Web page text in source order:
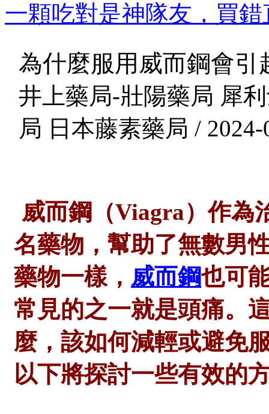
一顆吃對是神隊友，買
為什麼服用威而鋼會引
井上藥局-壯陽藥局 犀
局 日本藤素藥局 / 2024-
威而鋼（Viagra）作為
名藥物，幫助了無數男
藥物一樣， 威而鋼也可
常見的之一就是頭痛。
麼，該如何減輕或避免
以下將探討一些有效的